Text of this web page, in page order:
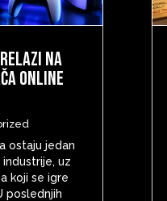
na
online
ostaju jedan
uz
koji se igre
poslednjih